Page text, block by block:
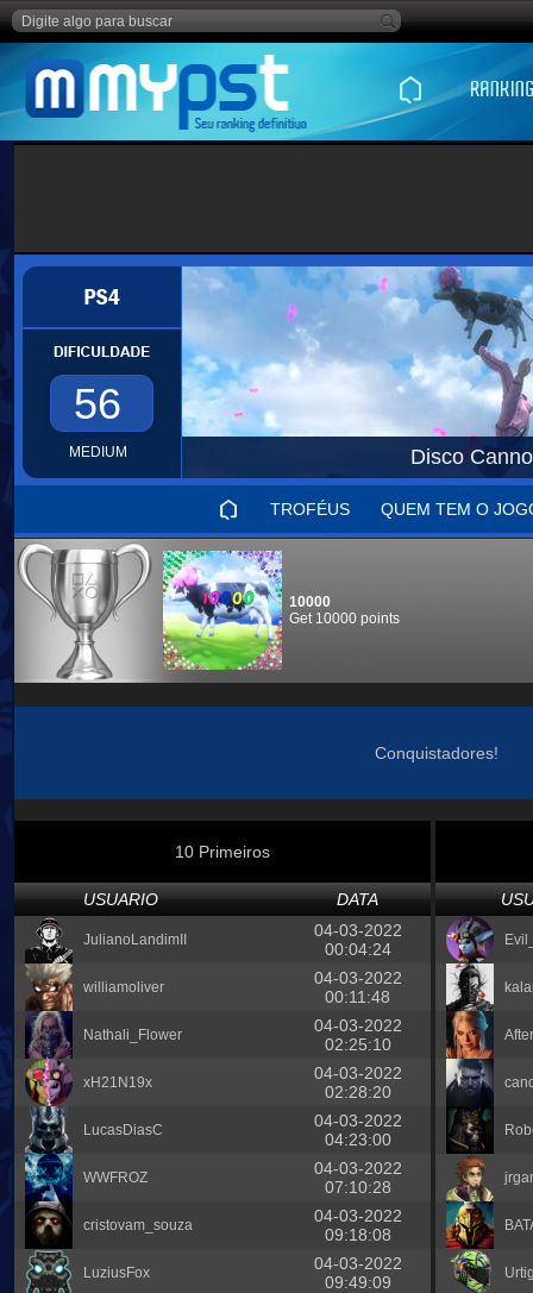
56
MEDIUM Disco
TROFÉUS QUEM TEM O
10000
Get 10000 points
Conquistadores!
10 Primeiros
USUARIO DATA
JulianoLandimII
04-03-2022
00:04:24
williamoliver
04-03-2022
00:11:48
Nathali_Flower
04-03-2022
02:25:10
xH21N19x
04-03-2022
02:28:20
LucasDiasC
04-03-2022
04:23:00
WWFROZ
04-03-2022
07:10:28
cristovam_souza
04-03-2022
09:18:08
LuziusFox
04-03-2022
09:49:09